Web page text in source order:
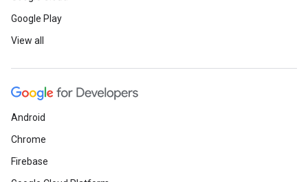
Google Play
View all
Android
Chrome
Firebase